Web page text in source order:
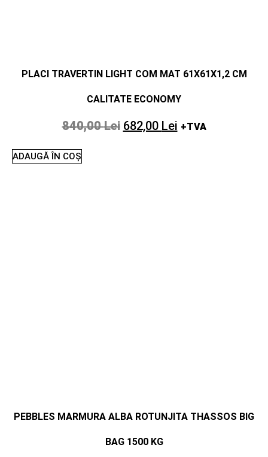
PLACI TRAVERTIN LIGHT COM MAT 61X61X1,2 CM
CALITATE ECONOMY
840,00Lei 682,00 Lei +TVA
ADAUGĂ ÎN COȘ
PEBBLES MARMURA ALBA ROTUNJITA THASSOS BIG
BAG 1500 KG